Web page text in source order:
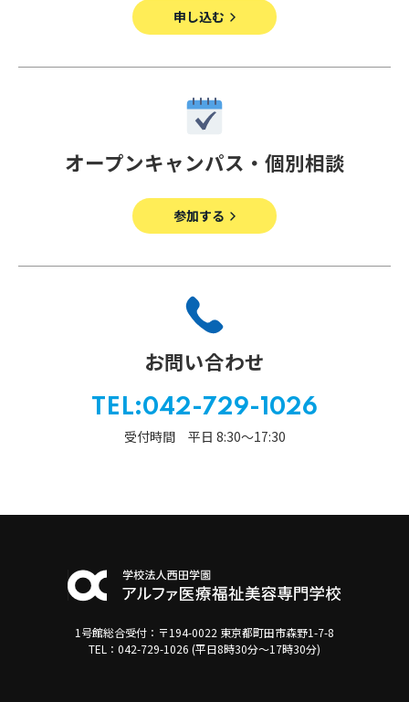
申し込む
オープンキャンパス・個別相談
参加する
お問い合わせ
TEL:042-729-1026
受付時間 平日 8:30〜17:30
1号館総合受付：〒194-0022 東京都町田市森野1-7-8
TEL：042-729-1026 (平日8時30分〜17時30分)